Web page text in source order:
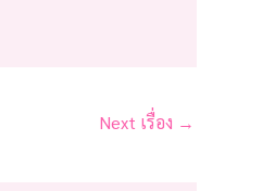
Next เรื่อง →